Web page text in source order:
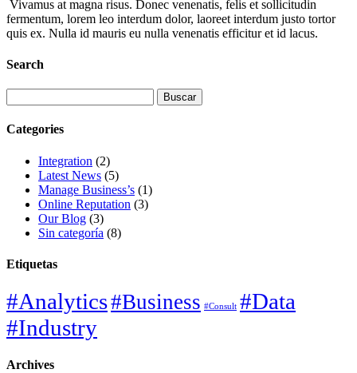
Vivamus at magna risus. Donec venenatis, felis et sollicitudin
fermentum, lorem leo interdum dolor, laoreet interdum justo tortor
quis ex. Nulla id mauris eu nulla venenatis efficitur et id lacus.
Search
Categories
Integration (2)
Latest News (5)
Manage Business’s (1)
Online Reputation (3)
Our Blog (3)
Sin categoría (8)
Etiquetas
#Analytics#Business #Consult #Data
#Industry
Archives